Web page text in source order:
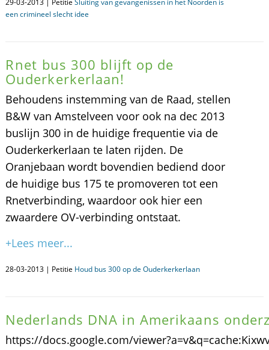
29-03-2013 | Petitie Sluiting van gevangenissen in het Noorden is
een crimineel slecht idee
Rnet bus 300 blijft op de
Ouderkerkerlaan!
Behoudens instemming van de Raad, stellen
B&W van Amstelveen voor ook na dec 2013
buslijn 300 in de huidige frequentie via de
Ouderkerkerlaan te laten rijden. De
Oranjebaan wordt bovendien bediend door
de huidige bus 175 te promoveren tot een
Rnetverbinding, waardoor ook hier een
zwaardere OV-verbinding ontstaat.
+Lees meer...
28-03-2013 | Petitie Houd bus 300 op de Ouderkerkerlaan
Nederlands DNA in Amerikaans
https://docs.google.com/